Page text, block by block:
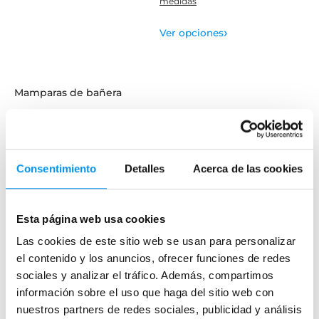
Consentimiento Detalles Acerca de las cookies
Esta página web usa cookies
Las cookies de este sitio web se usan para personalizar
el contenido y los anuncios, ofrecer funciones de redes
sociales y analizar el tráfico. Además, compartimos
información sobre el uso que haga del sitio web con
nuestros partners de redes sociales, publicidad y análisis
Ver opciones›
Mamparas de bañera
Mamparas de bañera sin perfilería
Plegables
Mamparas de ducha
Frontales